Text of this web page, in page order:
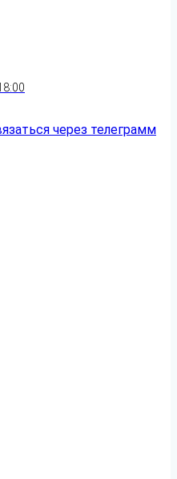
через телеграмм